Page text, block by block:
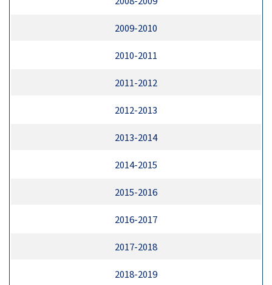
2009-2010
2010-2011
2011-2012
2012-2013
2013-2014
2014-2015
2015-2016
2016-2017
2017-2018
2018-2019